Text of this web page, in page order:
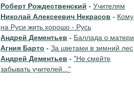
Роберт Рождественский - Учителям
Николай Алексеевич Некрасов - Кому
на Руси жить хорошо - Русь
Андрей Дементьев - Баллада о матери
Агния Барто - За цветами в зимний лес
Андрей Дементьев - "Не смейте
забывать учителей..."